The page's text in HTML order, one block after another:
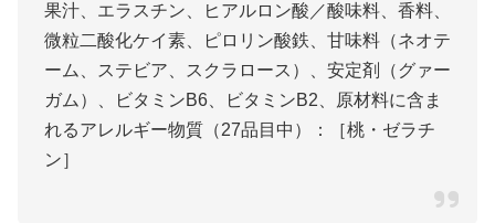
果汁、エラスチン、ヒアルロン酸／酸味料、香料、
微粒二酸化ケイ素、ピロリン酸鉄、甘味料（ネオテ
ーム、ステビア、スクラロース）、安定剤（グァー
ガム）、ビタミンB6、ビタミンB2、原材料に含ま
れるアレルギー物質（27品目中）：［桃・ゼラチ
ン］